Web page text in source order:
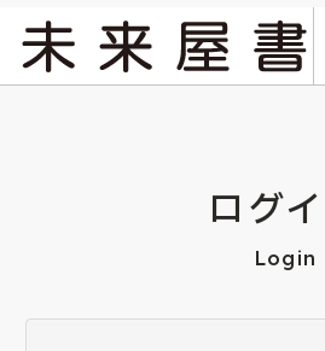
『ONE
ログ
Login